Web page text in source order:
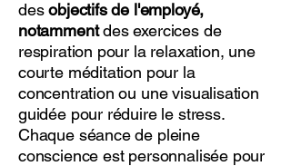
desobjectifs de l'employé,
notamment des exercices de
respiration pour la relaxation, une
courte méditation pour la
concentration ou une visualisation
guidée pour réduire le stress.
Chaque séance de pleine
conscience est personnalisée pour